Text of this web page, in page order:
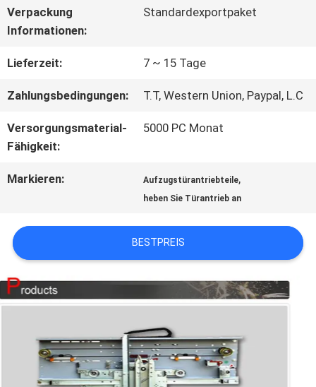
QUALITÄTSKONTROLLE
TRETEN
MIT
UNS
VERBINDUNG
NACHRICHTEN
FÄLLE
Verpackung
Informationen:
Standardexportpaket
Lieferzeit: 7 ~ 15 Tage
Zahlungsbedingungen: T.T, Western Union, Paypal, L.C
Versorgungsmaterial-
Fähigkeit:
5000 PC Monat
Markieren: Aufzugstürantriebteile,
heben Sie Türantrieb an
BESTPREIS